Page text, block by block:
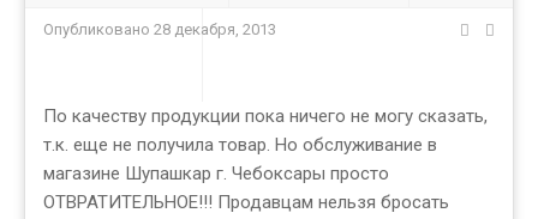
Опубликовано 28 декабря, 2013
По качеству продукции пока ничего не могу сказать,
т.к. еще не получила товар. Но обслуживание в
магазине Шупашкар г. Чебоксары просто
ОТВРАТИТЕЛЬНОЕ!!! Продавцам нельзя бросать